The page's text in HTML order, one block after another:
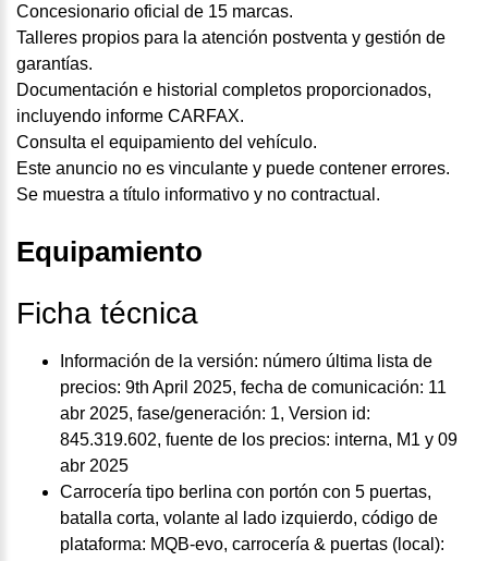
Concesionario oficial de 15 marcas.
Talleres propios para la atención postventa y gestión de
garantías.
Documentación e historial completos proporcionados,
incluyendo informe CARFAX.
Consulta el equipamiento del vehículo.
Este anuncio no es vinculante y puede contener errores.
Se muestra a título informativo y no contractual.
Equipamiento
Ficha técnica
Información de la versión: número última lista de
precios: 9th April 2025, fecha de comunicación: 11
abr 2025, fase/generación: 1, Version id:
845.319.602, fuente de los precios: interna, M1 y 09
abr 2025
Carrocería tipo berlina con portón con 5 puertas,
batalla corta, volante al lado izquierdo, código de
plataforma: MQB-evo, carrocería & puertas (local):